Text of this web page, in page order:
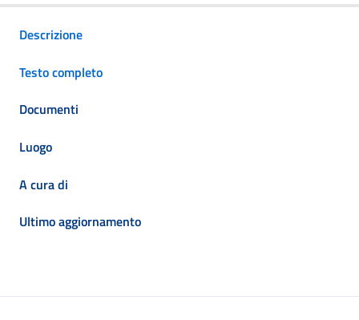
Descrizione
Testo completo
Documenti
Luogo
A cura di
Ultimo aggiornamento